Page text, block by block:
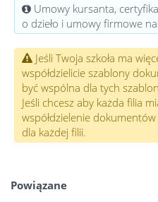
Umowy kursanta,
o dzieło i umowy firmowe
Jeśli Twoja szkoła ma
współdzielicie szablony
być wspólna dla tych
Jeśli chcesz aby każda filia
współdzielenie
dla każdej filii.
Powiązane